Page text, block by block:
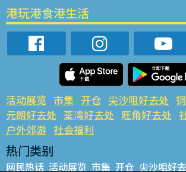
港玩港食港生活
活动展览 市集 开仓 尖沙咀好去处
元朗好去处 荃湾好去处 旺角好去处
户外郊游 社会福利
热门类别
网民热话 活动展览 市集 开仓 尖沙咀好